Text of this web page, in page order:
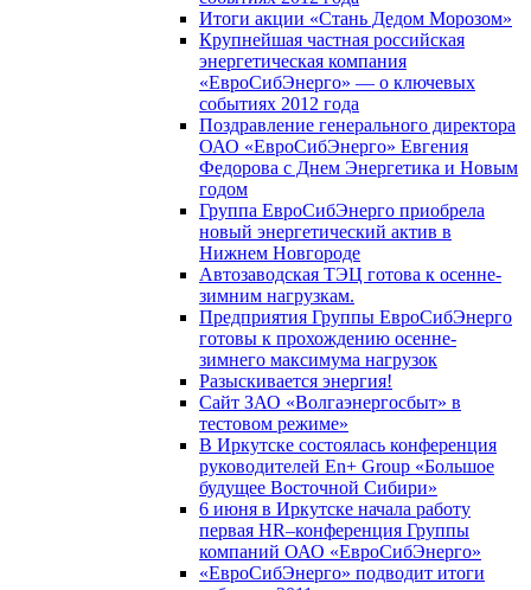
Итоги акции «Стань Дедом Морозом»
Крупнейшая частная российская
энергетическая компания
«ЕвроСибЭнерго» — о ключевых
событиях 2012 года
Поздравление генерального директора
ОАО «ЕвроСибЭнерго» Евгения
Федорова с Днем Энергетика и Новым
годом
Группа ЕвроСибЭнерго приобрела
новый энергетический актив в
Нижнем Новгороде
Автозаводская ТЭЦ готова к осенне-
зимним нагрузкам.
Предприятия Группы ЕвроСибЭнерго
готовы к прохождению осенне-
зимнего максимума нагрузок
Разыскивается энергия!
Сайт ЗАО «Волгаэнергосбыт» в
тестовом режиме»
В Иркутске состоялась конференция
руководителей En+ Group «Большое
будущее Восточной Сибири»
6 июня в Иркутске начала работу
первая HR–конференция Группы
компаний ОАО «ЕвроСибЭнерго»
«ЕвроСибЭнерго» подводит итоги